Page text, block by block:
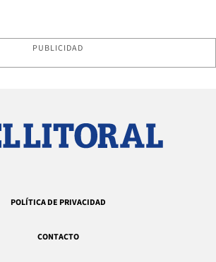
PUBLICIDAD
POLÍTICA DE PRIVACIDAD
CONTACTO